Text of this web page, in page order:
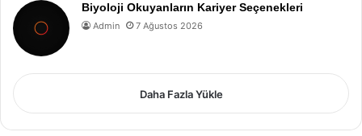
Biyoloji Okuyanların Kariyer Seçenekleri
Admin 7 Ağustos 2026
Daha Fazla Yükle